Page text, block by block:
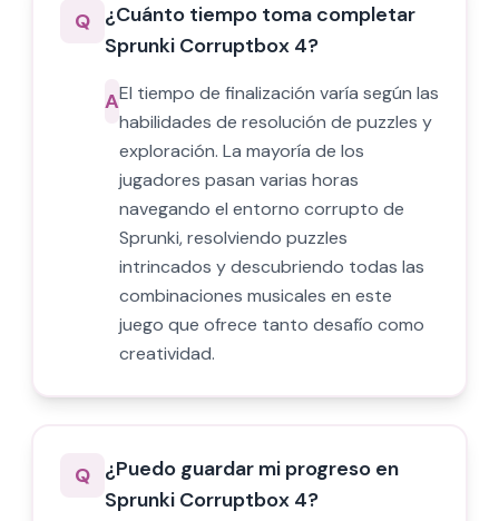
Q ¿Cuánto tiempo toma completar
Sprunki Corruptbox 4?
AEl tiempo de finalización varía según las
habilidades de resolución de puzzles y
exploración. La mayoría de los
jugadores pasan varias horas
navegando el entorno corrupto de
Sprunki, resolviendo puzzles
intrincados y descubriendo todas las
combinaciones musicales en este
juego que ofrece tanto desafío como
creatividad.
Q ¿Puedo guardar mi progreso en
Sprunki Corruptbox 4?